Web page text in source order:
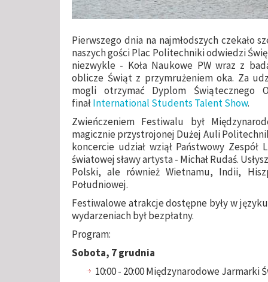
Pierwszego dnia na najmłodszych czekało
naszych gości Plac Politechniki odwiedzi
niezwykle - Koła Naukowe PW wraz z
oblicze Świąt z przymrużeniem oka. Za
mogli otrzymać Dyplom Świątecznego
finałInternational Students Talent Show.
Zwieńczeniem Festiwalu był
magicznie przystrojonej Dużej Auli
koncercie udział wziął Państwowy
światowej sławy artysta - Michał Rudaś.
Polski, ale również Wietnamu, Indii,
Południowej.
Festiwalowe atrakcje dostępne były w
wydarzeniach był bezpłatny.
Program:
Sobota, 7 grudnia
10:00 - 20:00 Międzynarodowe Jarmarki